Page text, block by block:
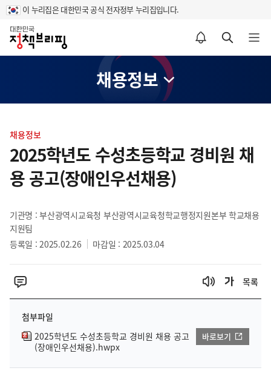
이 누리집은 대한민국 공식 전자정부 누리집입니다.
홈
알림설정 바로가기 검색 바로가기 메뉴 열기
채용정보
텐
츠
영
역
채용정보
2025학년도 수성초등학교 경비원 채
용 공고(장애인우선채용)
기관명 : 부산광역시교육청 부산광역시교육청학교행정지원본부 학교채용
지원팀
등록일 : 2025.02.26
마감일 : 2025.03.04
목록
첨부파일
2025학년도 수성초등학교 경비원 채용 공고
(장애인우선채용).hwpx
바로보기